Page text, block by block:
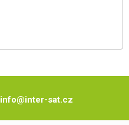
info@inter-sat.cz